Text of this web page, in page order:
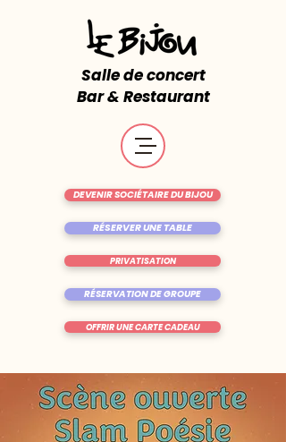
Salle de concert
Bar & Restaurant
RÉSERVER UNE TABLE
OFFRIR UNE CARTE CADEAU
DEVENIR SOCIÉTAIRE DU BIJOU
RÉSERVATION DE GROUPE
PRIVATISATION